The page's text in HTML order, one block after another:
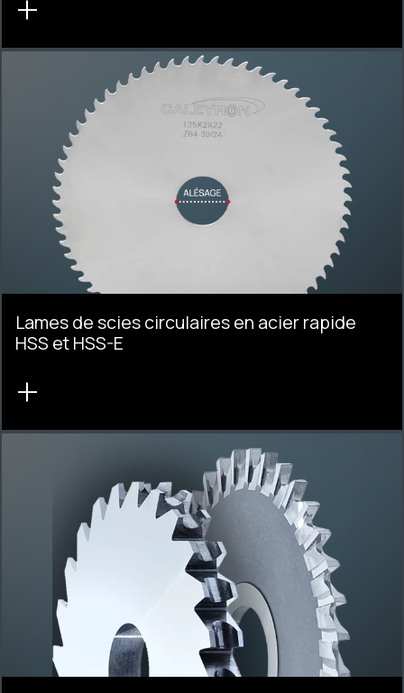
Lames de scies circulaires en acier rapide
HSS et HSS-E